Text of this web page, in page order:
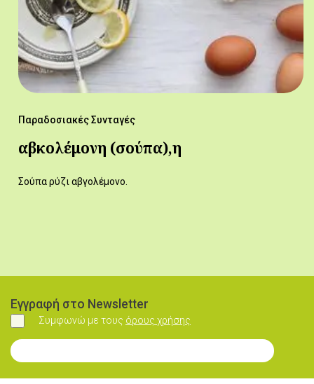
Παραδοσιακές Συνταγές
αβκολέμονη (σούπα),η
Σούπα ρύζι αβγολέμονο.
Εγγραφή στο Newsletter
Συμφωνώ
Συμφωνώ με τους όρους χρήσης
Εγγραφή στο Newsletter